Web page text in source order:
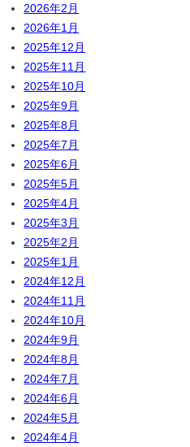
2026年2月
2026年1月
2025年12月
2025年11月
2025年10月
2025年9月
2025年8月
2025年7月
2025年6月
2025年5月
2025年4月
2025年3月
2025年2月
2025年1月
2024年12月
2024年11月
2024年10月
2024年9月
2024年8月
2024年7月
2024年6月
2024年5月
2024年4月